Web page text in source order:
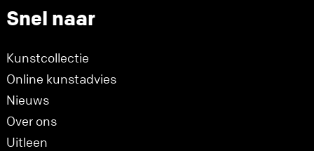
Snel naar
Kunstcollectie
Online kunstadvies
Nieuws
Over ons
Uitleen